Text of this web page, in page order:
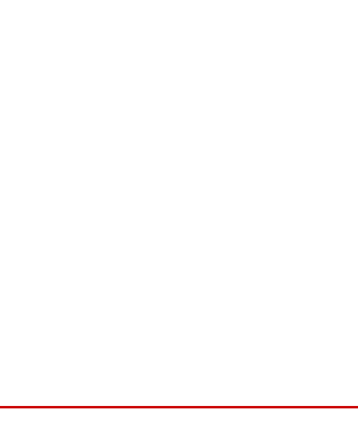
「ワタシってサバサバしてる」と自